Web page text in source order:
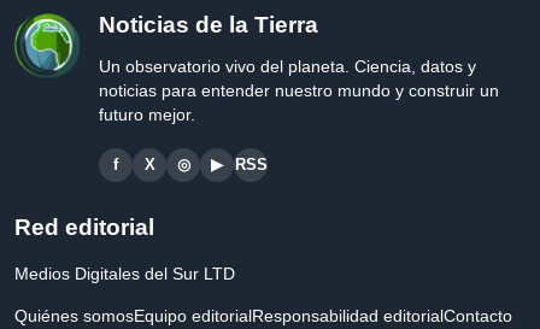
Noticias de la Tierra
Un observatorio vivo del planeta. Ciencia, datos y
noticias para entender nuestro mundo y construir un
futuro mejor.
f X ◎ ▶ RSS
Red editorial
Medios Digitales del Sur LTD
Quiénes somosEquipo editorialResponsabilidad editorialContacto